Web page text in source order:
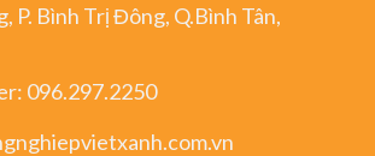
P. Bình Trị Đông, Q.Bình Tân,
096.297.2250